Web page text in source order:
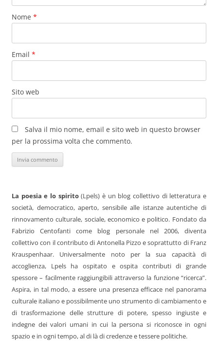
Nome *
Email *
Sito web
Salva il mio nome, email e sito web in questo browser
per la prossima volta che commento.
La poesia e lo spirito(Lpels) è un blog collettivo di letteratura e
società, democratico, aperto, sensibile alle istanze autentiche di
rinnovamento culturale, sociale, economico e politico. Fondato da
Fabrizio Centofanti come blog personale nel 2006, diventa
collettivo con il contributo di Antonella Pizzo e soprattutto di Franz
Krauspenhaar. Universalmente noto per la sua capacità di
accoglienza, Lpels ha ospitato e ospita contributi di grande
spessore – facilmente raggiungibili attraverso la funzione “ricerca”.
Aspira, in tal modo, a essere una presenza efficace nel panorama
culturale italiano e possibilmente uno strumento di cambiamento e
di trasformazione delle strutture di potere, spesso ingiuste e
indegne dei valori umani in cui la persona si riconosce in ogni
spazio e in ogni tempo, al di là di credenze e tessere politiche.